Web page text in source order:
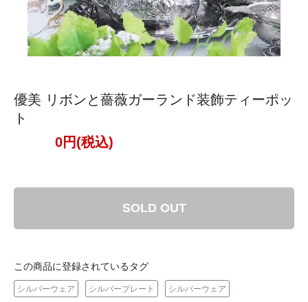
優美 リボンと薔薇ガーランド装飾ティーポッ
ト
0円(税込)
SOLD OUT
この商品に登録されているタグ
シルバーウェア シルバープレート シルバーウェア